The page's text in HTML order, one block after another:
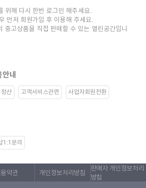
위해 다시 한번 로그인 해주세요.
먼저 회원가입 후 이용해 주세요.
중고상품을 직접 판매할 수 있는 열린공간입니
내
정산 고객서비스관련 사업자회원전환
1:1문의
약관 개인정보처리방침
판매자 개인정보처리
방침